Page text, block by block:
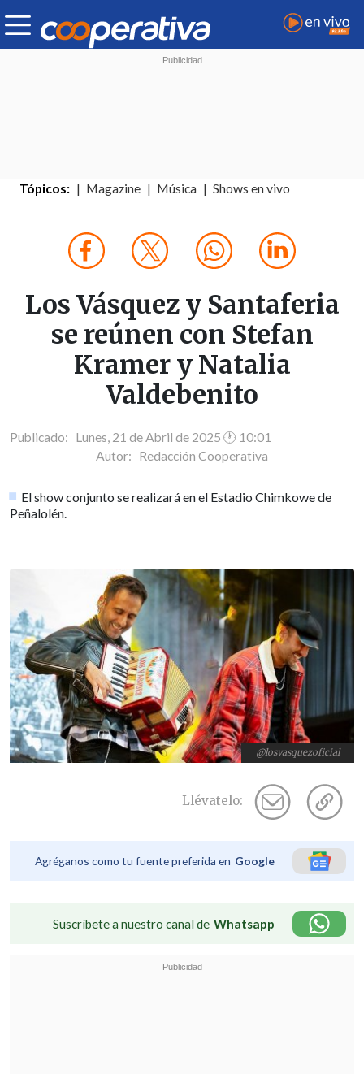
Tópicos: Magazine Música Shows en vivo
Los Vásquez y Santaferia
se reúnen con Stefan
Kramer y Natalia
Valdebenito
Publicado: Lunes, 21 de Abril de 2025 🕐 10:01
Autor: Redacción Cooperativa
El show conjunto se realizará en el Estadio Chimkowe de
Peñalolén.
@losvasquezoficial
Llévatelo:
Agréganos como tu fuente preferida en Google
Suscríbete a nuestro canal de Whatsapp